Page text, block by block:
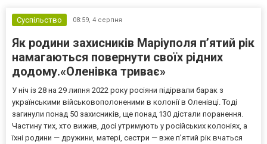
Суспільство 08:59, 4 серпня
Як родини захисників Маріуполя пʼятий рік
намагаються повернути своїх рідних
додому.«Оленівка триває»
У ніч із 28 на 29 липня 2022 року росіяни підірвали барак з
українськими військовополоненими в колонії в Оленівці. Тоді
загинули понад 50 захисників, ще понад 130 дістали поранення.
Частину тих, хто вижив, досі утримують у російських колоніях, а
їхні родини — дружини, матері, сестри — вже п’ятий рік вчаться